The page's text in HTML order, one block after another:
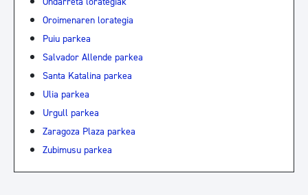
Oroimenaren lorategia
Puiu parkea
Salvador Allende parkea
Santa Katalina parkea
Ulia parkea
Urgull parkea
Zaragoza Plaza parkea
Zubimusu parkea